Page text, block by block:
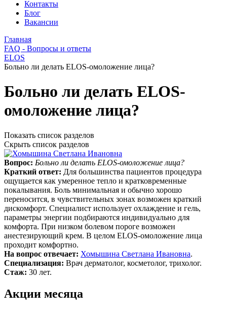
Контакты
Блог
Вакансии
Главная
FAQ - Вопросы и ответы
ELOS
Больно ли делать ELOS-омоложение лица?
Больно ли делать ELOS-
омоложение лица?
Показать список разделов
Скрыть список разделов
Вопрос: Больно ли делать ELOS-омоложение лица?
Краткий ответ: Для большинства пациентов процедура
ощущается как умеренное тепло и кратковременные
покалывания. Боль минимальная и обычно хорошо
переносится, в чувствительных зонах возможен краткий
дискомфорт. Специалист использует охлаждение и гель,
параметры энергии подбираются индивидуально для
комфорта. При низком болевом пороге возможен
анестезирующий крем. В целом ELOS-омоложение лица
проходит комфортно.
На вопрос отвечает: Хомышина Светлана Ивановна.
Специализация: Врач дерматолог, косметолог, трихолог.
Стаж: 30 лет.
Акции месяца